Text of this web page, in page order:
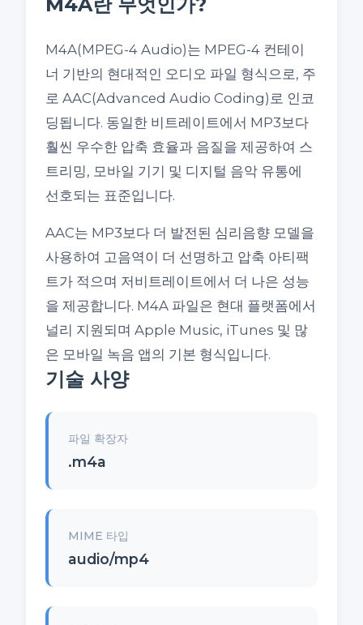
M4A(MPEG-4 Audio)는 MPEG-4 컨테이
너 기반의 현대적인 오디오 파일 형식으로, 주
로 AAC(Advanced Audio Coding)로 인코
딩됩니다. 동일한 비트레이트에서 MP3보다
훨씬 우수한 압축 효율과 음질을 제공하여 스
트리밍, 모바일 기기 및 디지털 음악 유통에
선호되는 표준입니다.
AAC는 MP3보다 더 발전된 심리음향 모델을
사용하여 고음역이 더 선명하고 압축 아티팩
트가 적으며 저비트레이트에서 더 나은 성능
을 제공합니다. M4A 파일은 현대 플랫폼에서
널리 지원되며 Apple Music, iTunes 및 많
은 모바일 녹음 앱의 기본 형식입니다.
기술 사양
파일 확장자
.m4a
MIME 타입
audio/mp4